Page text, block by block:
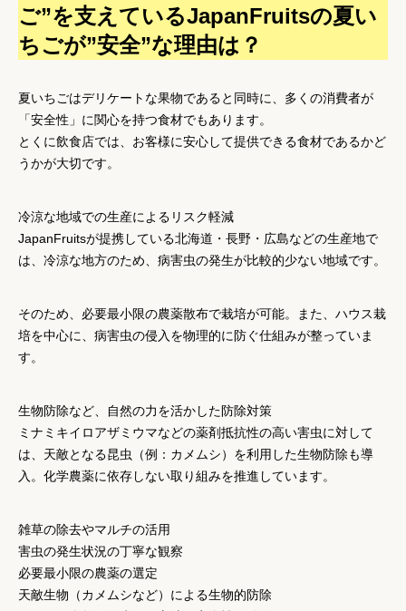
ご”を支えているJapanFruitsの夏い
ちごが”安全”な理由は？
夏いちごはデリケートな果物であると同時に、多くの消費者が
「安全性」 に関心を持つ食材でもあります。
とくに飲食店では、お客様に安心して提供できる食材であるかど
うかが大切です。
冷涼な地域での生産によるリスク軽減
JapanFruitsが提携している北海道・長野・広島などの生産地で
は、冷涼な地方のため、病害虫の発生が比較的少ない地域です。
そのため、 必要最小限の農薬散布で栽培が可能。また、ハウス栽
培を中心に、病害虫の侵入を物理的に防ぐ仕組みが整っていま
す。
生物防除など、自然の力を活かした防除対策
ミナミキイロアザミウマなどの薬剤抵抗性の高い害虫に対して
は、天敵となる昆虫（例：カメムシ）を利用した生物防除も導
入。化学農薬に依存しない取り組みを推進しています。
雑草の除去やマルチの活用
害虫の発生状況の丁寧な観察
必要最小限の農薬の選定
天敵生物（カメムシなど）による生物的防除